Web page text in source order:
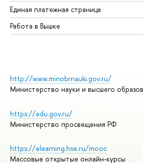
Единая платежная страница
Работа в Вышке
http://www.minobrnauki.gov.ru/
Министерство науки и высшего
https://edu.gov.ru/
Министерство просвещения РФ
https://elearning.hse.ru/mooc
Массовые открытые онлайн-курсы